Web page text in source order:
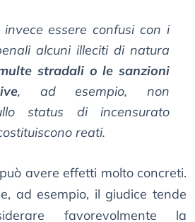
essere confusi con i
alcuni illeciti di natura
stradali o le sanzioni
, ad esempio, non
status di incensurato
reati.
avere effetti molto concreti.
ad esempio, il giudice tende
favorevolmente la